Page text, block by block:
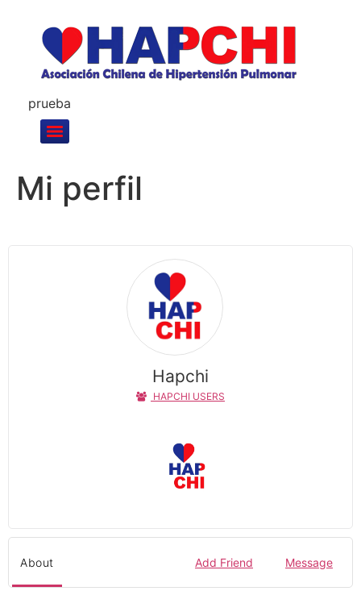
prueba
Mi perfil
Hapchi
HAPCHI USERS
About Message
Add Friend